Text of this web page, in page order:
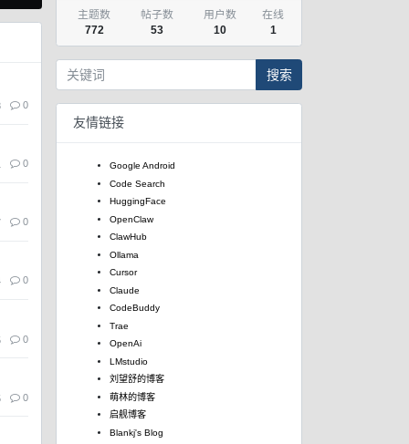
0
0
0
0
0
0
主题数
772
帖子数
53
用户数
10
在线
1
搜索
友情链接
Google Android
Code Search
HuggingFace
OpenClaw
ClawHub
Ollama
Cursor
Claude
CodeBuddy
Trae
OpenAi
LMstudio
刘望舒的博客
萌林的博客
启舰博客
Blankj's Blog